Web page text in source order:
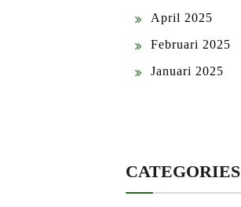
April 2025
Februari 2025
Januari 2025
CATEGORIES